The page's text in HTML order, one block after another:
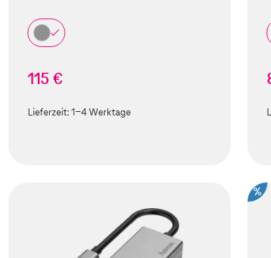
115 €
Lieferzeit:1-4 Werktage
%